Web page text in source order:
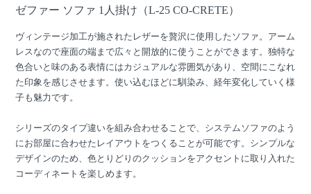
ゼファー ソファ 1人掛け（L-25 CO-CRETE）
ヴィンテージ加工が施されたレザーを贅沢に使用したソファ。アーム
レスなので座面の端まで広々と開放的に使うことができます。独特な
色合いと味のある表情にはカジュアルな雰囲気があり、空間にこなれ
た印象を感じさせます。使い込むほどに馴染み、経年変化していく様
子も魅力です。
シリーズのタイプ違いを組み合わせることで、システムソファのよう
にお部屋に合わせたレイアウトをつくることが可能です。シンプルな
デザインのため、色とりどりのクッションをアクセントに取り入れた
コーディネートを楽しめます。